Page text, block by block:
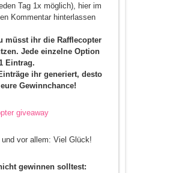
Tag 1x möglich), hier im
Kommentar hinterlassen
müsst ihr die Rafflecopter
Jede einzelne Option
Eintrag.
ihr generiert, desto
Gewinnchance!
giveaway
vor allem: Viel Glück!
gewinnen solltest: